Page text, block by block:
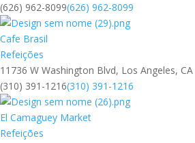
(626) 962-8099(626) 962-8099
Cafe Brasil
Refeições
11736 W Washington Blvd, Los Angeles,
(310) 391-1216(310) 391-1216
El Camaguey Market
Refeições